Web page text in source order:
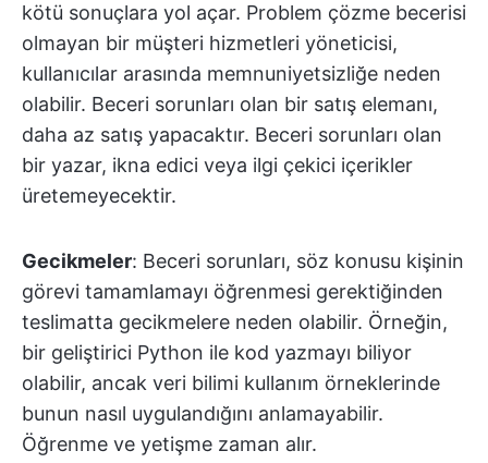
kötü sonuçlara yol açar. Problem çözme becerisi
olmayan bir müşteri hizmetleri yöneticisi,
kullanıcılar arasında memnuniyetsizliğe neden
olabilir. Beceri sorunları olan bir satış elemanı,
daha az satış yapacaktır. Beceri sorunları olan
bir yazar, ikna edici veya ilgi çekici içerikler
üretemeyecektir.
Gecikmeler: Beceri sorunları, söz konusu kişinin
görevi tamamlamayı öğrenmesi gerektiğinden
teslimatta gecikmelere neden olabilir. Örneğin,
bir geliştirici Python ile kod yazmayı biliyor
olabilir, ancak veri bilimi kullanım örneklerinde
bunun nasıl uygulandığını anlamayabilir.
Öğrenme ve yetişme zaman alır.